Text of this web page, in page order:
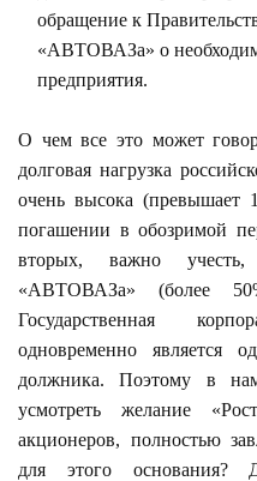
обращение к
«АВТОВАЗа» о
предприятия.
О чем все это может
долговая нагрузка
очень высока (превышает
погашении в обозримой
вторых, важно
«АВТОВАЗа» (более
Государственная
одновременно является
должника. Поэтому в
усмотреть желание
акционеров, полностью
для этого основания?